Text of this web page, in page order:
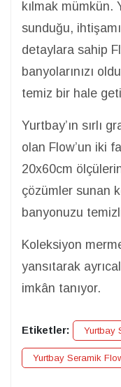
kılmak mümkün.
sunduğu,
detaylara sahip
banyolarınızı
temiz bir hale
Yurtbay’ın sırlı
olan Flow’un iki
20x60cm
çözümler sunan
banyonuzu
Koleksiyon
yansıtarak
imkân tanıyor.
Etiketler: Yurtbay
Yurtbay Seramik